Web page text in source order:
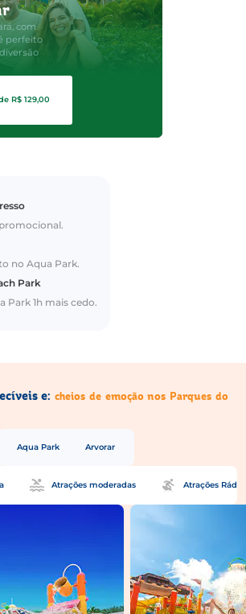
com
perfeito
R$ 129,00
no Aqua Park.
Park
Park 1h mais cedo.
e:cheios de emoção nos Parques do
Aqua Park Arvorar
Atrações moderadas Atrações